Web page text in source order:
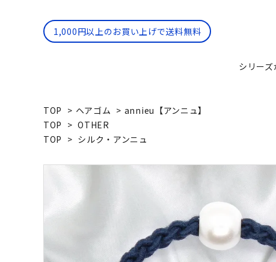
1,000円以上のお買い上げで送料無料
シリー
annieu
【プレミ
【スパイラル・プラス】 【ブレス
TOP > ヘアゴム > annieu【アンニュ】
TOP > OTHER
TOP > シルク・アンニュ